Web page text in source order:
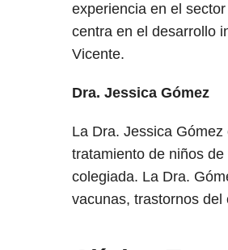
experiencia en el
centra en el desarrollo
Vicente.
Dra. Jessica Gómez
La Dra. Jessica
tratamiento de niños
colegiada. La Dra.
vacunas, trastornos